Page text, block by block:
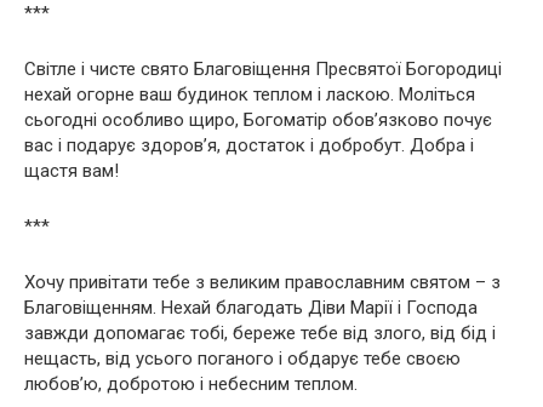
***
Світле і чисте свято Благовіщення Пресвятої Богородиці
нехай огорне ваш будинок теплом і ласкою. Моліться
сьогодні особливо щиро, Богоматір обов’язково почує
вас і подарує здоров’я, достаток і добробут. Добра і
щастя вам!
***
Хочу привітати тебе з великим православним святом – з
Благовіщенням. Нехай благодать Діви Марії і Господа
завжди допомагає тобі, береже тебе від злого, від бід і
нещасть, від усього поганого і обдарує тебе своєю
любов’ю, добротою і небесним теплом.